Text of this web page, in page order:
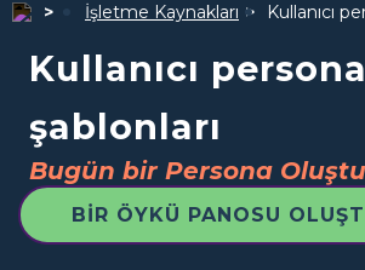
İşletme Kaynakları Kullanıcı
Kullanıcı persona
şablonları
Bugün bir Persona
BIR ÖYKÜ PANOSU